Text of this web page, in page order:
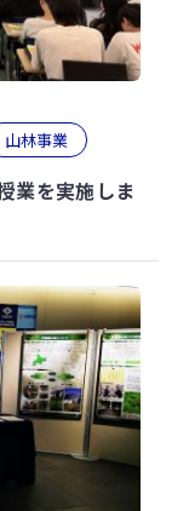
山林事業
業を実施しま